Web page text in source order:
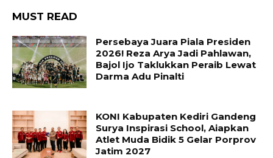
MUST READ
Persebaya Juara Piala Presiden
2026! Reza Arya Jadi Pahlawan,
Bajol Ijo Taklukkan Peraib Lewat
Darma Adu Pinalti
KONI Kabupaten Kediri Gandeng
Surya Inspirasi School, Aiapkan
Atlet Muda Bidik 5 Gelar Porprov
Jatim 2027